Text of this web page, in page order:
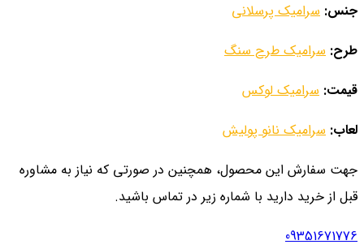
جنس: سرامیک پرسلانی
طرح: سرامیک طرح سنگ
قیمت: سرامیک لوکس
لعاب: سرامیک نانو پولیش
جهت سفارش این محصول، همچنین در صورتی که نیاز به مشاوره
قبل از خرید دارید با شماره زیر در تماس باشید.
09351671776